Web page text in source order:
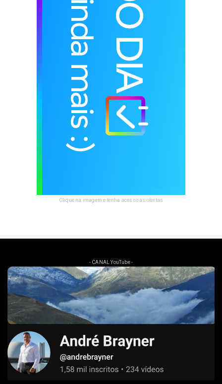
Clique na imagem e tenha acesso as ofertas
- CANAL YouTube -